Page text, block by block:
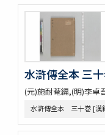
拪先塋記
顔氏家廟碑
争坐位稿
古今歴代法帖
朴彭年草書千字文
水滸傳全本 三
(元)施耐菴編,(明)李卓
水滸傳全本 三十巻 [漢